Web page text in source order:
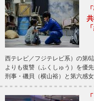
西テレビ／フジテレビ系）の第
よりも復讐（ふくしゅう）を優
刑事・磯貝（横山裕）と第六感